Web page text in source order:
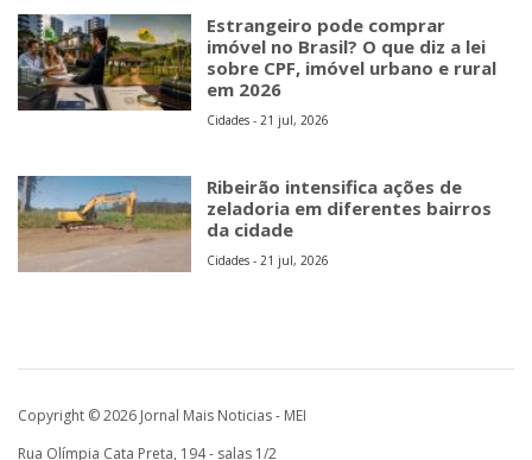
Estrangeiro pode comprar
imóvel no Brasil? O que diz a lei
sobre CPF, imóvel urbano e rural
em 2026
Cidades - 21 jul, 2026
Ribeirão intensifica ações de
zeladoria em diferentes bairros
da cidade
Cidades - 21 jul, 2026
Copyright © 2026 Jornal Mais Noticias - MEI
Rua Olímpia Cata Preta, 194 - salas 1/2